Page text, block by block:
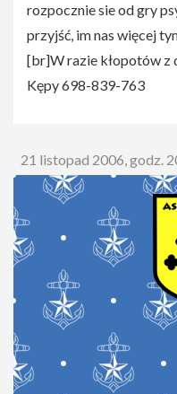
rozpocznie sie od gry
przyjść, im nas więcej
[br]W razie kłopotów z
Kępy 698-839-763
21 listopad 2006, godz.